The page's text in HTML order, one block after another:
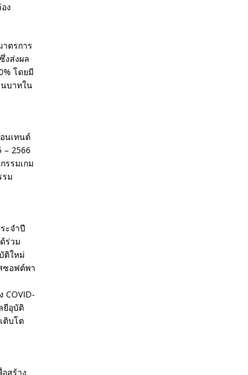
ง
ตรการ
งส่งผล
โดยมี
บาทใน
นเทนต์
– 2566
รรมเกม
รม
ะจำปี
ร่วม
ติใหม่
ซอฟต์พา
COVID-
ยีอุบัติ
ติบโต
สร้าง